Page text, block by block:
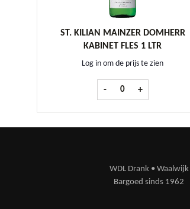
ST. KILIAN MAINZER DOMHERR
KABINET FLES 1 LTR
Log in om de prijs te zien
- St. Kilian Mainzer
+
WDL Drank • Waalwijk
Bargoed sinds 1962